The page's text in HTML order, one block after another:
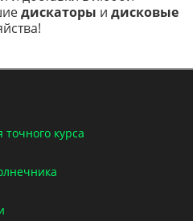
дискаторы и дисковые
курса